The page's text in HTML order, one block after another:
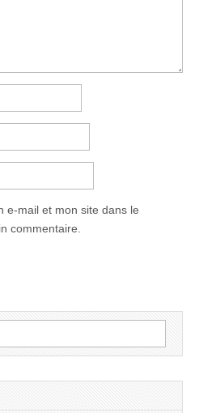
e-mail et mon site dans le
commentaire.